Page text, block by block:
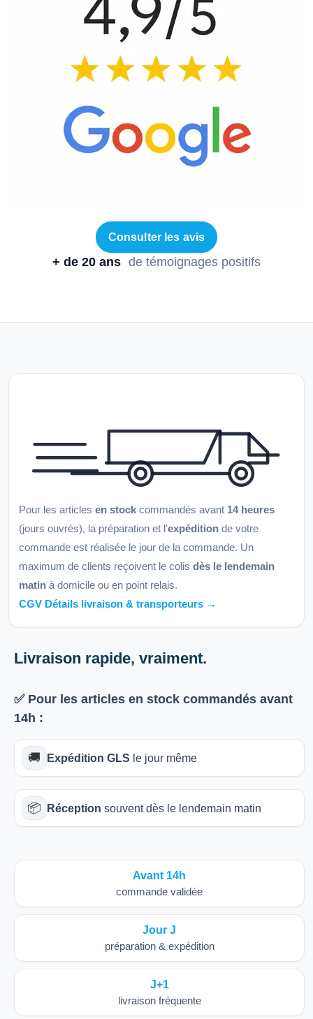
Consulter les avis
+ de 20 ans de témoignages positifs
Pour les articles en stock commandés avant 14 heures
(jours ouvrés), la préparation et l'expédition de votre
commande est réalisée le jour de la commande. Un
maximum de clients reçoivent le colis dès le lendemain
matin à domicile ou en point relais.
CGV Détails livraison & transporteurs →
Livraison rapide, vraiment.
✅ Pour les articles en stock commandés avant
14h :
🚚 Expédition GLS le jour même
📦 Réception souvent dès le lendemain matin
Avant 14h
commande validée
Jour J
préparation & expédition
J+1
livraison fréquente